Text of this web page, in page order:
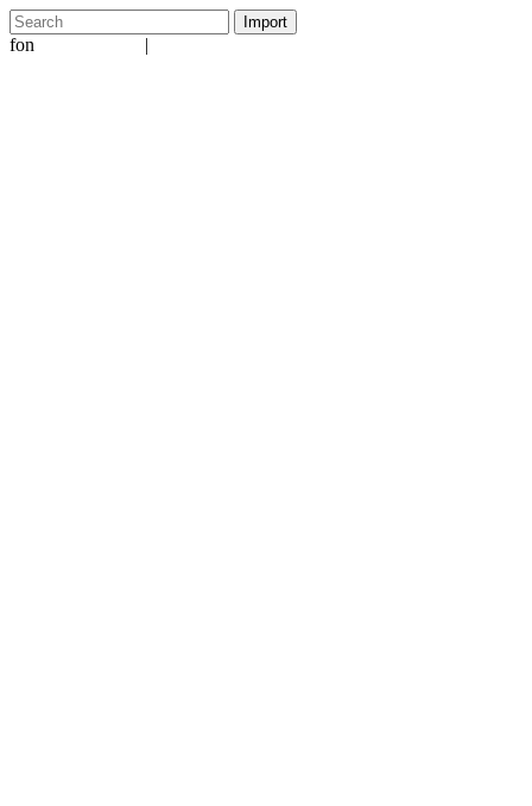
fon |